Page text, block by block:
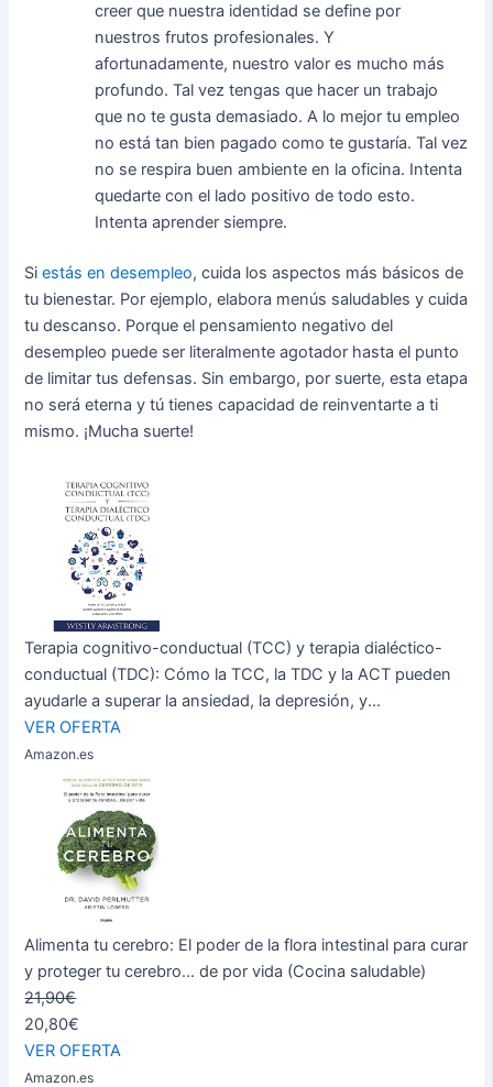
creer que nuestra identidad se define por
nuestros frutos profesionales. Y
afortunadamente, nuestro valor es mucho más
profundo. Tal vez tengas que hacer un trabajo
que no te gusta demasiado. A lo mejor tu empleo
no está tan bien pagado como te gustaría. Tal vez
no se respira buen ambiente en la oficina. Intenta
quedarte con el lado positivo de todo esto.
Intenta aprender siempre.
Siestás en desempleo, cuida los aspectos más básicos de
tu bienestar. Por ejemplo, elabora menús saludables y cuida
tu descanso. Porque el pensamiento negativo del
desempleo puede ser literalmente agotador hasta el punto
de limitar tus defensas. Sin embargo, por suerte, esta etapa
no será eterna y tú tienes capacidad de reinventarte a ti
mismo. ¡Mucha suerte!
Terapia cognitivo-conductual (TCC) y terapia dialéctico-
conductual (TDC): Cómo la TCC, la TDC y la ACT pueden
ayudarle a superar la ansiedad, la depresión, y...
VER OFERTA
Amazon.es
Alimenta tu cerebro: El poder de la flora intestinal para curar
y proteger tu cerebro... de por vida (Cocina saludable)
21,90€
20,80€
VER OFERTA
Amazon.es